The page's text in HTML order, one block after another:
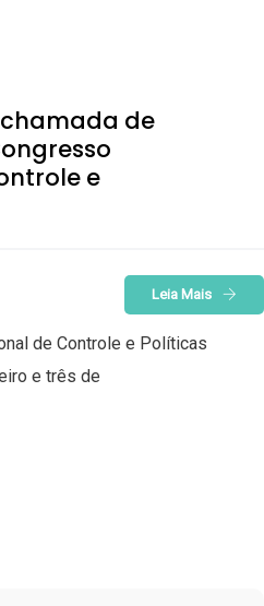
de
e
Leia Mais
de Controle e Políticas
e três de